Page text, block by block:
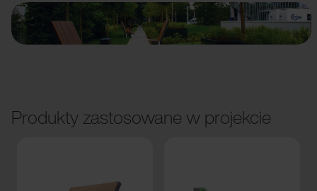
Produkty zastosowane w projekcie